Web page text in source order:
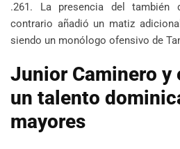
.261. La presencia del también
contrario añadió un matiz
siendo un monólogo ofensivo de
Junior Caminero y
un talento
mayores